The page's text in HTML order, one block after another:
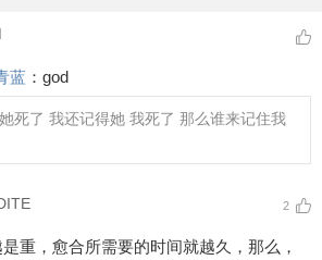
蓝 ： god
她死了 我还记得她 我死了 那么谁来记住我
2
重，愈合所需要的时间就越久，那么，